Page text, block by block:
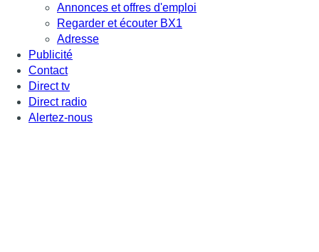
Annonces et offres d'emploi
Regarder et écouter BX1
Adresse
Publicité
Contact
Direct tv
Direct radio
Alertez-nous